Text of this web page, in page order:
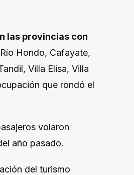
las provincias con
Hondo, Cafayate,
Villa Elisa, Villa
que rondó el
volaron
año pasado.
del turismo